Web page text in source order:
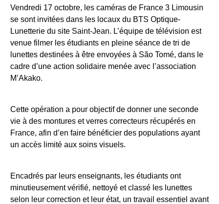
Vendredi 17 octobre, les caméras de France 3 Limousin
se sont invitées dans les locaux du BTS Optique-
Lunetterie du site Saint-Jean. L’équipe de télévision est
venue filmer les étudiants en pleine séance de tri de
lunettes destinées à être envoyées à São Tomé, dans le
cadre d’une action solidaire menée avec l’association
M’Akako.
Cette opération a pour objectif de donner une seconde
vie à des montures et verres correcteurs récupérés en
France, afin d’en faire bénéficier des populations ayant
un accès limité aux soins visuels.
Encadrés par leurs enseignants, les étudiants ont
minutieusement vérifié, nettoyé et classé les lunettes
selon leur correction et leur état, un travail essentiel avant